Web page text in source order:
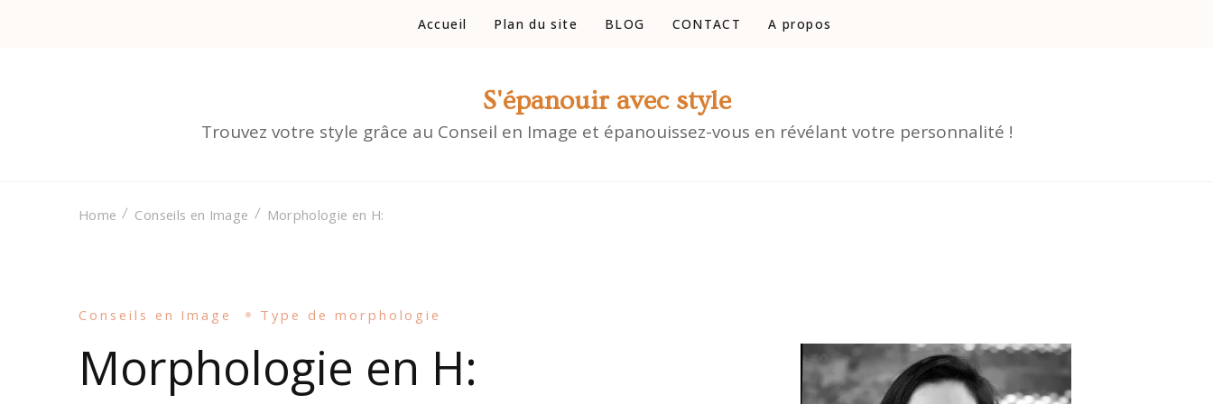
Accueil Plan du site BLOG CONTACT A propos
S'épanouir avec style
Trouvez votre style grâce au Conseil en Image et épanouissez-vous en révélant votre personnalité !
Home Conseils en Image Morphologie en H:
Conseils en Image Type de morphologie
Morphologie en H: